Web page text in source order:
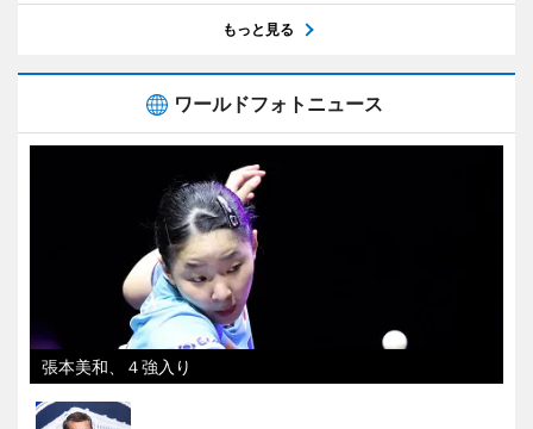
もっと見る
ワールドフォトニュース
張本美和、４強入り